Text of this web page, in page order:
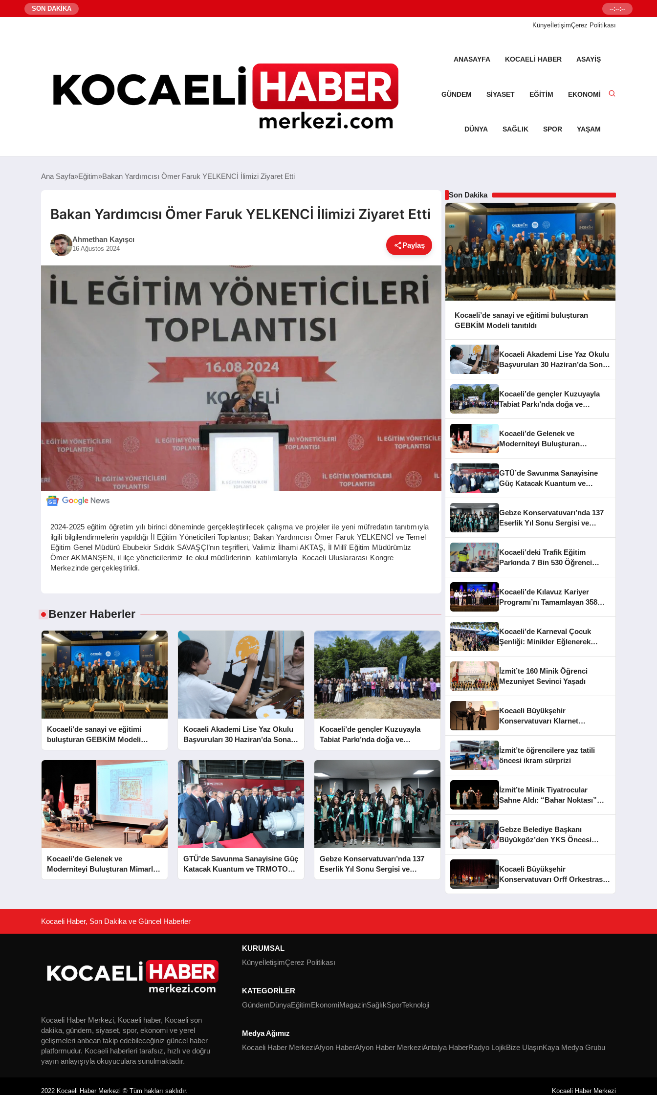
SON DAKİKA Senetleal.com
--:--:--
KünyeİletişimÇerez Politikası
ANASAYFA KOCAELI HABER ASAYIŞ
GÜNDEM SIYASET EĞITIM EKONOMI
DÜNYA SAĞLIK SPOR YAŞAM
Ana Sayfa Eğitim Bakan Yardımcısı Ömer Faruk YELKENCİ İlimizi Ziyaret Etti
Bakan Yardımcısı Ömer Faruk YELKENCİ İlimizi Ziyaret Etti
Ahmethan Kayışcı
16 Ağustos 2024 Paylaş
2024-2025 eğitim öğretim yılı birinci döneminde gerçekleştirilecek çalışma ve projeler ile yeni müfredatın tanıtımıyla
ilgili bilgilendirmelerin yapıldığı İl Eğitim Yöneticileri Toplantısı; Bakan Yardımcısı Ömer Faruk YELKENCİ ve Temel
Eğitim Genel Müdürü Ebubekir Sıddık SAVAŞÇI’nın teşrifleri, Valimiz İlhami AKTAŞ, İl Millî Eğitim Müdürümüz
Ömer AKMANŞEN, il ilçe yöneticilerimiz ile okul müdürlerinin katılımlarıyla Kocaeli Uluslararası Kongre
Merkezinde gerçekleştirildi.
Benzer Haberler
Kocaeli’de sanayi ve eğitimi
buluşturan GEBKİM Modeli
tanıtıldı
Kocaeli Akademi Lise Yaz Okulu
Başvuruları 30 Haziran’da Sona
Eriyor
Kocaeli’de gençler Kuzuyayla
Tabiat Parkı’nda doğa ve
edebiyatla buluştu
Kocaeli’de Gelenek ve
Moderniteyi Buluşturan Mimarlık
Konferansı
GTÜ’de Savunma Sanayisine Güç
Katacak Kuantum ve TRMOTOR
Merkezleri Açıldı
Gebze Konservatuvarı’nda 137
Eserlik Yıl Sonu Sergisi ve
Mezuniyet Heyecanı
Son Dakika
Kocaeli’de sanayi ve eğitimi buluşturan
GEBKİM Modeli tanıtıldı
Kocaeli Akademi Lise Yaz Okulu
Başvuruları 30 Haziran’da Sona
Kocaeli’de gençler Kuzuyayla
Tabiat Parkı’nda doğa ve
Kocaeli’de Gelenek ve
Moderniteyi Buluşturan
GTÜ’de Savunma Sanayisine
Güç Katacak Kuantum ve
Gebze Konservatuvarı’nda 137
Eserlik Yıl Sonu Sergisi ve
Kocaeli’deki Trafik Eğitim
Parkında 7 Bin 530 Öğrenci
Kocaeli’de Kılavuz Kariyer
Programı’nı Tamamlayan 358
Kocaeli’de Karneval Çocuk
Şenliği: Minikler Eğlenerek
İzmit’te 160 Minik Öğrenci
Mezuniyet Sevinci Yaşadı
Kocaeli Büyükşehir
Konservatuvarı Klarnet
İzmit’te öğrencilere yaz tatili
öncesi ikram sürprizi
İzmit’te Minik Tiyatrocular
Sahne Aldı: “Bahar Noktası”
Gebze Belediye Başkanı
Büyükgöz’den YKS Öncesi
Kocaeli Büyükşehir
Konservatuvarı Orff Orkestrası
Kocaeli Haber, Son Dakika ve Güncel Haberler
Kocaeli Haber Merkezi, Kocaeli haber, Kocaeli son
dakika, gündem, siyaset, spor, ekonomi ve yerel
gelişmeleri anbean takip edebileceğiniz güncel haber
platformudur. Kocaeli haberleri tarafsız, hızlı ve doğru
yayın anlayışıyla okuyuculara sunulmaktadır.
KURUMSAL
KünyeİletişimÇerez Politikası
KATEGORİLER
GündemDünyaEğitimEkonomiMagazinSağlıkSporTeknoloji
Medya Ağımız
Kocaeli Haber MerkeziAfyon HaberAfyon Haber MerkeziAntalya HaberRadyo LojikBize UlaşınKaya Medya Grubu
2022 Kocaeli Haber Merkezi © Tüm hakları saklıdır. Kocaeli Haber Merkezi